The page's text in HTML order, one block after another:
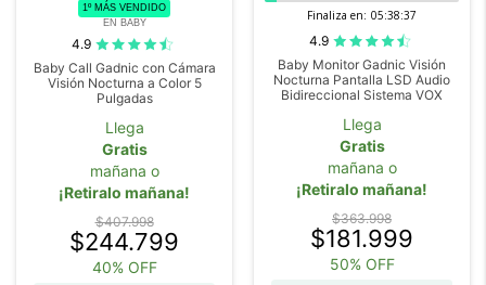
1º MÁS VENDIDO
EN BABY
4.9
Baby Call Gadnic con Cámara
Visión Nocturna a Color 5
Pulgadas
Llega
Gratis
mañana o
¡Retiralo mañana!
$407.998
$244.799
40% OFF
Finaliza en: 05:38:37
4.9
Baby Monitor Gadnic Visión
Nocturna Pantalla LSD Audio
Bidireccional Sistema VOX
Llega
Gratis
mañana o
¡Retiralo mañana!
$363.998
$181.999
50% OFF